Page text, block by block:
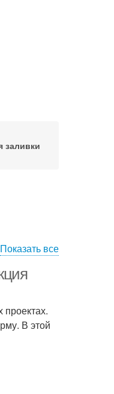
заливки
Показать все
проектах.
В этой